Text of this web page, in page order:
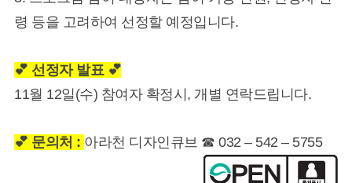
령 등을 고려하여 선정할 예정입니다.
💕 선정자 발표 💕
11월 12일(수) 참여자 확정시, 개별 연락드립니다.
💕 문의처 : 아라천 디자인큐브 ☎ 032 – 542 – 5755